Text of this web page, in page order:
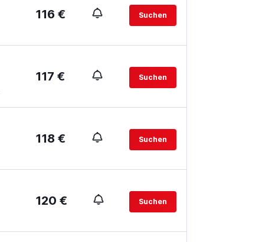
116 € Suchen
117 € Suchen
118 € Suchen
120 € Suchen